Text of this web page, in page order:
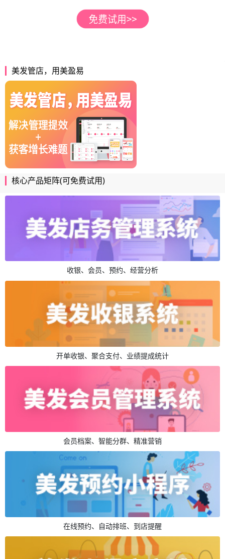
美发管店，用美盈易
核心产品矩阵(可免费试用)
收银、会员、预约、经营分析
开单收银、聚合支付、业绩提成统计
会员档案、智能分群、精准营销
在线预约、自动排班、到店提醒